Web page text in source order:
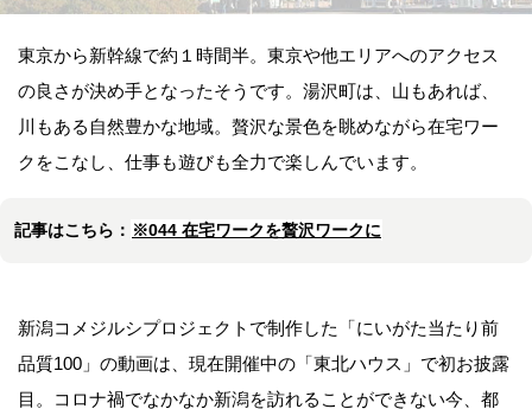
東京から新幹線で約１時間半。東京や他エリアへのアクセス
の良さが決め手となったそうです。湯沢町は、山もあれば、
川もある自然豊かな地域。贅沢な景色を眺めながら在宅ワー
クをこなし、仕事も遊びも全力で楽しんでいます。
記事はこちら： ※044 在宅ワークを贅沢ワークに
新潟コメジルシプロジェクトで制作した「にいがた当たり前
品質100」の動画は、現在開催中の「東北ハウス」で初お披露
目。コロナ禍でなかなか新潟を訪れることができない今、都